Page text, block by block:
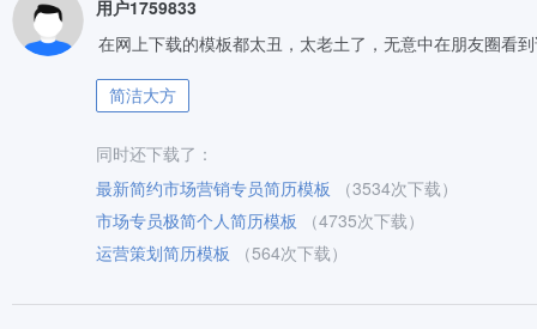
用户1759833
在网上下载的模板都太丑，太老土了，无意中在朋友圈看
简洁大方
同时还下载了：
最新简约市场营销专员简历模板
（3534次下载）
市场专员极简个人简历模板
（4735次下载）
运营策划简历模板
（564次下载）